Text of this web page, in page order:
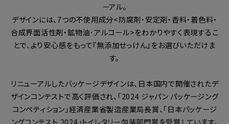
ーアル。
デザインには、7つの不使用成分<防腐剤・安定剤・香料・着色料・
合成界面活性剤・鉱物油・アルコール>をわかりやすく表現するこ
とで、より安心感をもって『無添加せっけん』をお選びいただけま
す。
リニューアルしたバッケージデザインは、日本国内で開催されたデ
ザインコンテストで高く評価され、「2024 ジャパン パッケージング
コンペティション」経済産業省製造産業局長賞、「日本パッケージ
ングコンテスト 2024」トイレタリー包装部門賞を受賞しています。